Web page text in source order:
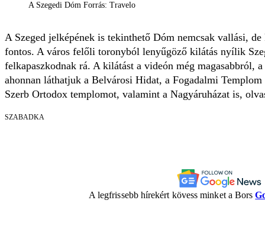
A Szegedi Dóm Forrás: Travelo
A Szeged jelképének is tekinthető Dóm nemcsak vallási,
fontos. A város felőli toronyból lenyűgöző kilátás nyílik
felkapaszkodnak rá. A kilátást a videón még magasabbról,
ahonnan láthatjuk a Belvárosi Hidat, a Fogadalmi
Szerb Ortodox templomot, valamint a Nagyáruházat is,
SZABADKA
A legfrissebb hírekért kövess minket a Bors